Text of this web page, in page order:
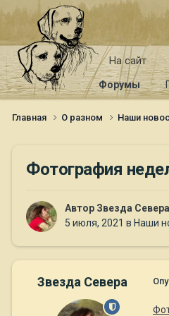
На сайт
Форумы
Главная О разном Наши
Фотография
Автор Звезда Севера
5 июля, 2021 в Наши
Звезда Севера